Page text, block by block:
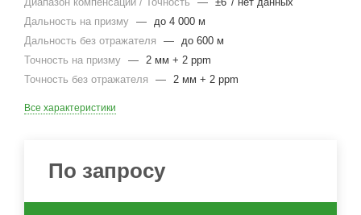
Дальность на призму — до 4 000 м
Дальность без отражателя
— до 600 м
Точность на призму — 2 мм + 2 ppm
Точность без отражателя
— 2 мм + 2 ppm
Все характеристики
По запросу